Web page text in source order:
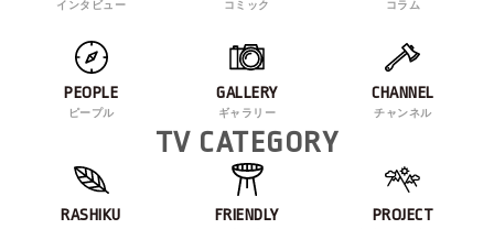
インタビュー コミック コラム
PEOPLE
ピープル
GALLERY
ギャラリー
CHANNEL
チャンネル
TV CATEGORY
RASHIKU FRIENDLY PROJECT